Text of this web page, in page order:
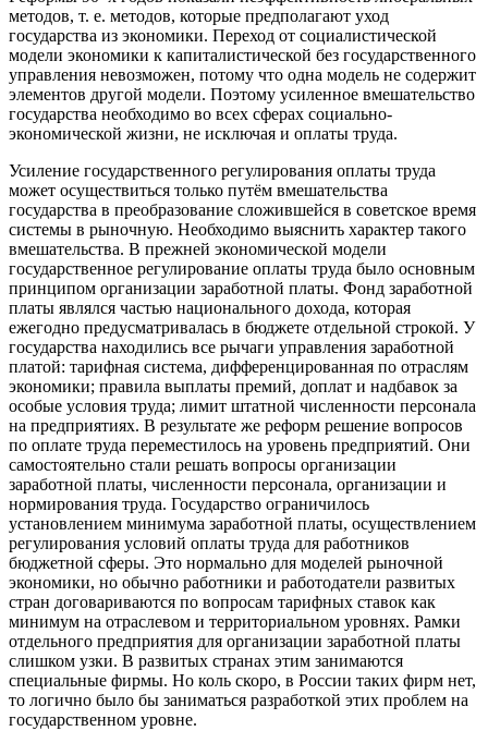
методов, т. е. методов, которые предполагают уход
государства из экономики. Переход от социалистической
модели экономики к капиталистической без государственного
управления невозможен, потому что одна модель не содержит
элементов другой модели. Поэтому усиленное вмешательство
государства необходимо во всех сферах социально-
экономической жизни, не исключая и оплаты труда.
Усиление государственного регулирования оплаты труда
может осуществиться только путём вмешательства
государства в преобразование сложившейся в советское время
системы в рыночную. Необходимо выяснить характер такого
вмешательства. В прежней экономической модели
государственное регулирование оплаты труда было основным
принципом организации заработной платы. Фонд заработной
платы являлся частью национального дохода, которая
ежегодно предусматривалась в бюджете отдельной строкой. У
государства находились все рычаги управления заработной
платой: тарифная система, дифференцированная по отраслям
экономики; правила выплаты премий, доплат и надбавок за
особые условия труда; лимит штатной численности персонала
на предприятиях. В результате же реформ решение вопросов
по оплате труда переместилось на уровень предприятий. Они
самостоятельно стали решать вопросы организации
заработной платы, численности персонала, организации и
нормирования труда. Государство ограничилось
установлением минимума заработной платы, осуществлением
регулирования условий оплаты труда для работников
бюджетной сферы. Это нормально для моделей рыночной
экономики, но обычно работники и работодатели развитых
стран договариваются по вопросам тарифных ставок как
минимум на отраслевом и территориальном уровнях. Рамки
отдельного предприятия для организации заработной платы
слишком узки. В развитых странах этим занимаются
специальные фирмы. Но коль скоро, в России таких фирм нет,
то логично было бы заниматься разработкой этих проблем на
государственном уровне.